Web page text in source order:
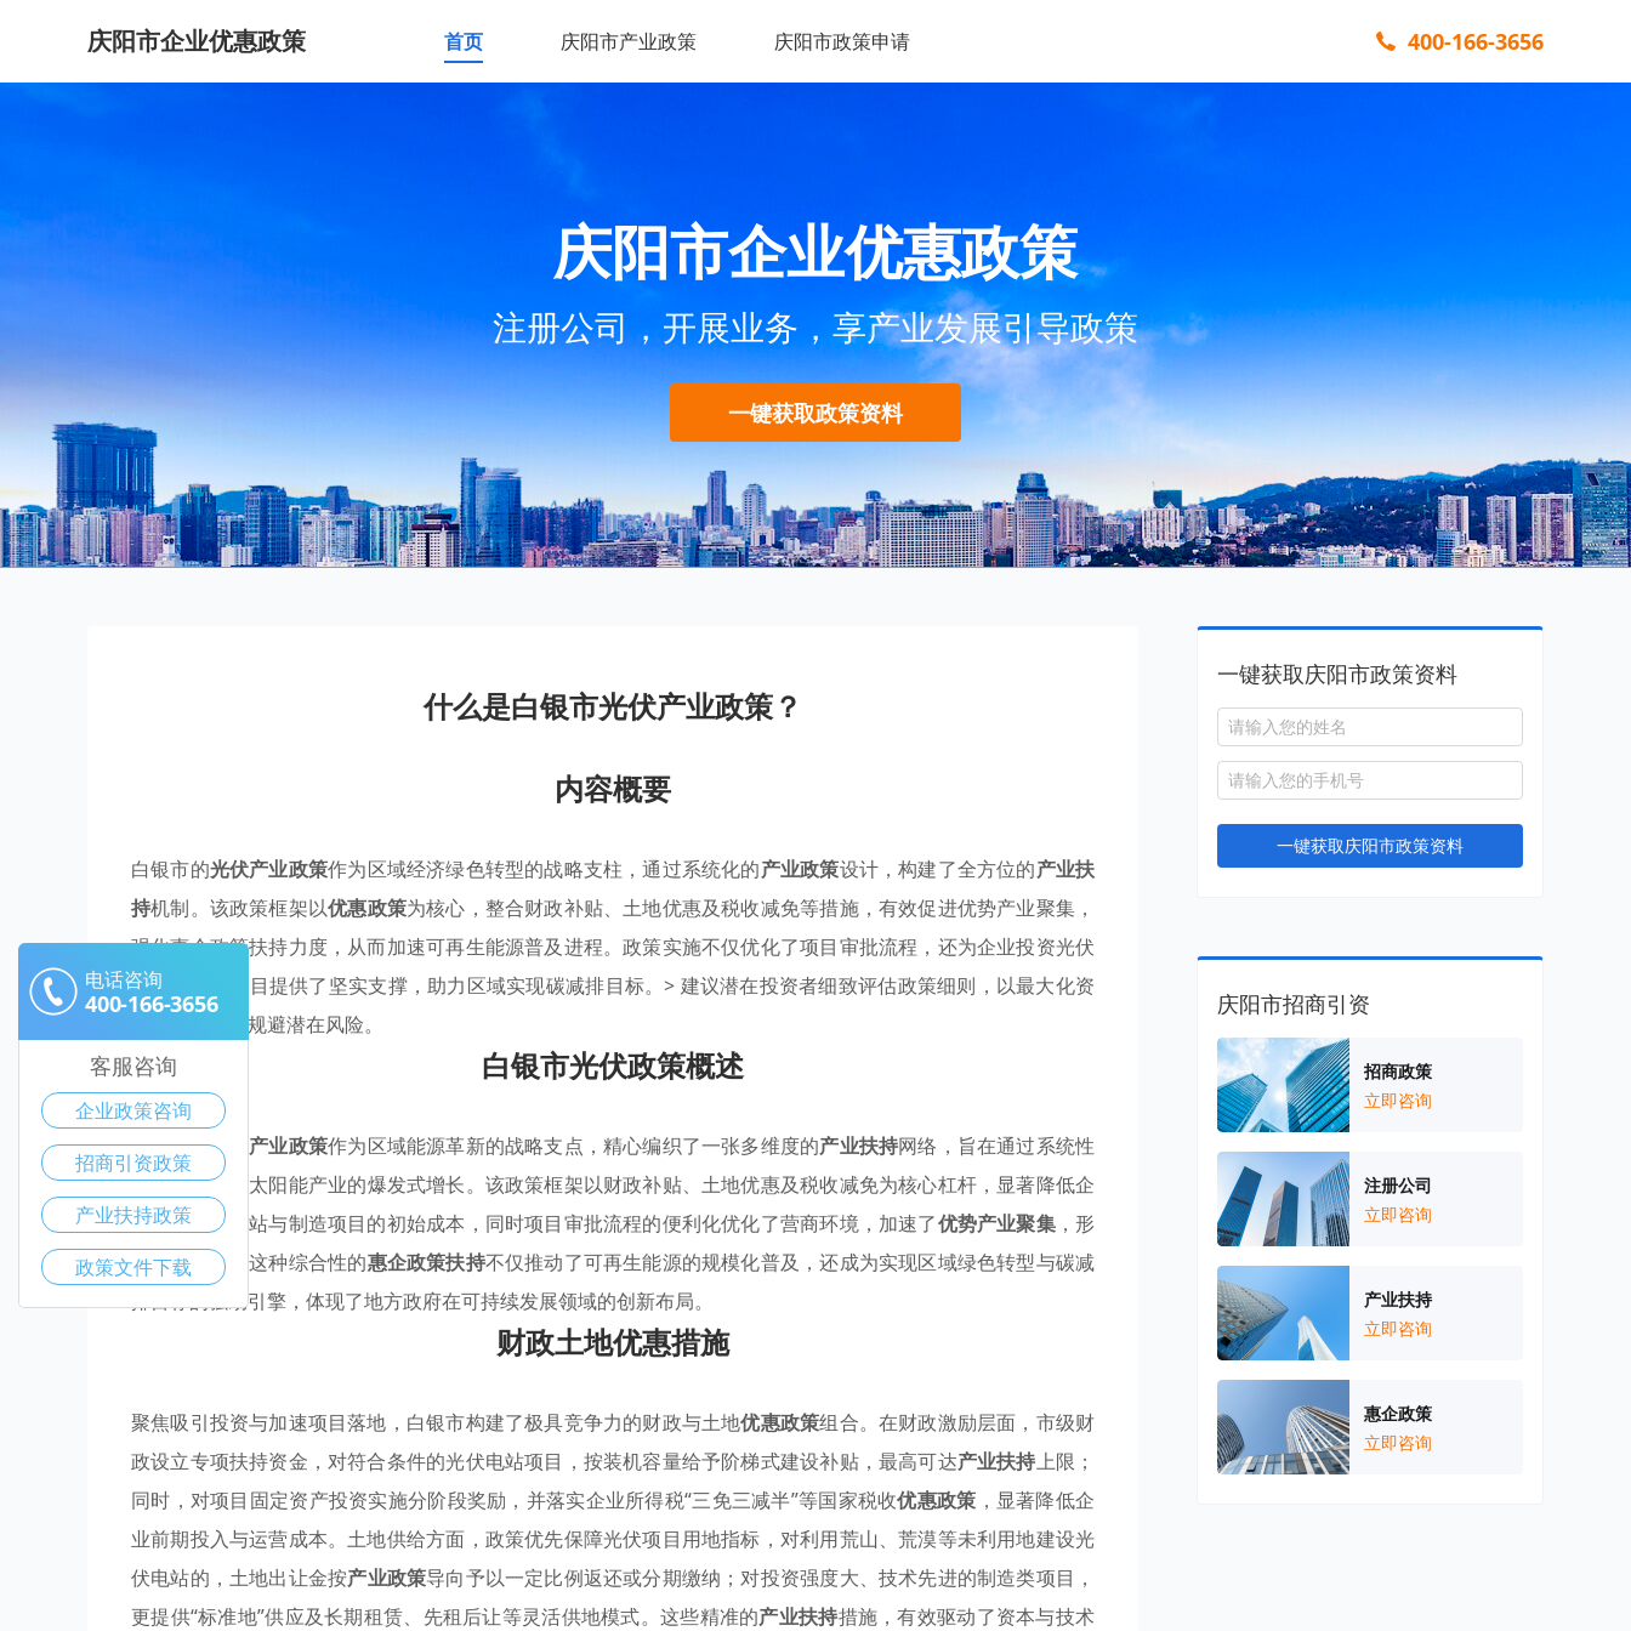
庆阳市企业优惠政策 首页 庆阳市产业政策 庆阳市政策申请 400-166-3656
庆阳市企业优惠政策
注册公司，开展业务，享产业发展引导政策
一键获取政策资料
什么是白银市光伏产业政策？
内容概要
白银市的光伏产业政策作为区域经济绿色转型的战略支柱，通过系统化的产业政策设计，构建了全方位的产业扶
持机制。该政策框架以优惠政策为核心，整合财政补贴、土地优惠及税收减免等措施，有效促进优势产业聚集，
强化惠企政策扶持力度，从而加速可再生能源普及进程。政策实施不仅优化了项目审批流程，还为企业投资光伏
电站和制造项目提供了坚实支撑，助力区域实现碳减排目标。> 建议潜在投资者细致评估政策细则，以最大化资
源配置效益并规避潜在风险。
白银市光伏政策概述
白银市的光伏 产业政策作为区域能源革新的战略支点，精心编织了一张多维度的产业扶持网络，旨在通过系统性
优惠政策催化太阳能产业的爆发式增长。该政策框架以财政补贴、土地优惠及税收减免为核心杠杆，显著降低企
业投资光伏电站与制造项目的初始成本，同时项目审批流程的便利化优化了营商环境，加速了优势产业聚集，形
成集群效应。这种综合性的惠企政策扶持不仅推动了可再生能源的规模化普及，还成为实现区域绿色转型与碳减
排目标的强劲引擎，体现了地方政府在可持续发展领域的创新布局。
财政土地优惠措施
聚焦吸引投资与加速项目落地，白银市构建了极具竞争力的财政与土地优惠政策组合。在财政激励层面，市级财
政设立专项扶持资金，对符合条件的光伏电站项目，按装机容量给予阶梯式建设补贴，最高可达产业扶持上限；
同时，对项目固定资产投资实施分阶段奖励，并落实企业所得税“三免三减半”等国家税收优惠政策 ，显著降低企
业前期投入与运营成本。土地供给方面，政策优先保障光伏项目用地指标，对利用荒山、荒漠等未利用地建设光
伏电站的，土地出让金按产业政策导向予以一定比例返还或分期缴纳；对投资强度大、技术先进的制造类项目，
更提供“标准地”供应及长期租赁、先租后让等灵活供地模式。这些精准的产业扶持措施，有效驱动了资本与技术
一键获取庆阳市政策资料
一键获取庆阳市政策资料
庆阳市招商引资
招商政策
立即咨询
注册公司
立即咨询
产业扶持
立即咨询
惠企政策
立即咨询
电话咨询
400-166-3656
客服咨询
企业政策咨询
招商引资政策
产业扶持政策
政策文件下载